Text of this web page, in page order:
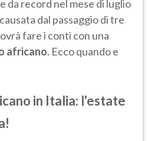
record nel mese di luglio
dal passaggio di tre
fare i conti con una
africano. Ecco quando e
in Italia: l'estate